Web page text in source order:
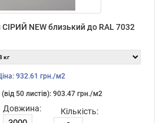
NEW близький до RAL 7032
932.61 грн./м2
50 листiв): 903.47 грн./м2
Довжина: Кількість: